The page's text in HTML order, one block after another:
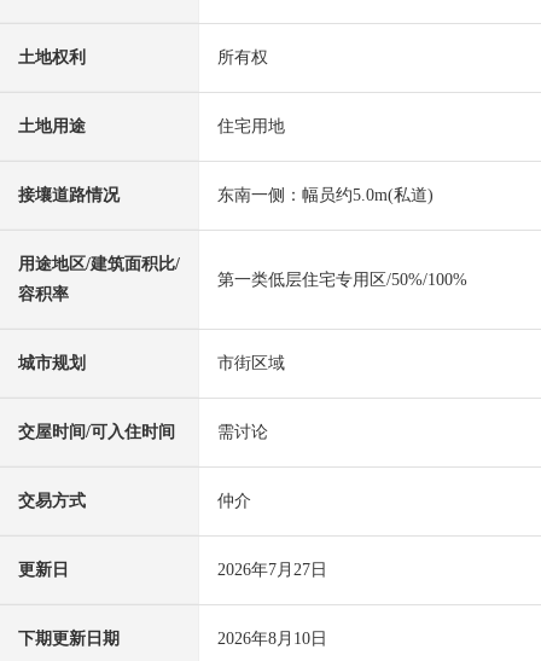
土地权利 所有权
土地用途 住宅用地
接壤道路情况 东南一侧：幅员约5.0m(私道)
用途地区/建筑面积比/
容积率
第一类低层住宅专用区/50%/100%
城市规划 市街区域
交屋时间/可入住时间 需讨论
交易方式 仲介
更新日 2026年7月27日
下期更新日期 2026年8月10日